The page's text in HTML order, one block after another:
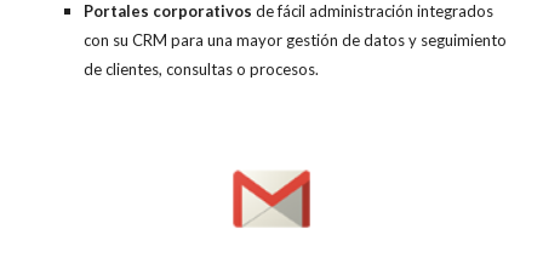
Portales corporativos de fácil administración integrados
con su CRM para una mayor gestión de datos y seguimiento
de clientes, consultas o procesos.